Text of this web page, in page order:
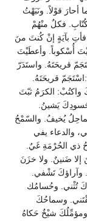
أحارَ قوْلاً. ونَبَهْتُ
فكلٌ منْهُمْ
بآيَةٍ إنْ كُنتَ منَ
أُسْكوباً. وأعطَيْتَ
قريحَتَهُ. واستَدَرّ
قريحَتَهُ.
واكتُبْ: الكرَمُ ثبّتَ
يَشينُ.
يُخيفُ. والسّمْحُ
والدعاء يفي
ذي الحُرْمَةِ غَيٌ.
إلا ضَنينٌ. ولا خزَنَ
وآراؤكَ تَشْفي.
تُثْني. وحُسامُك
وسماحُكَ
شيْخٌ حَكاهُ